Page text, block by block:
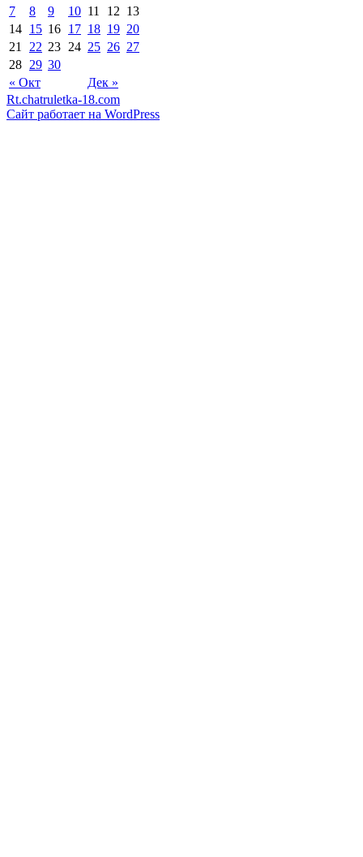
« Окт Дек »
7 8 9 10 11 12 13
14 15 16 17 18 19 20
21
22 23 24 25 26 27
28 29 30
Rt.chatruletka-18.com
Сайт работает на WordPress